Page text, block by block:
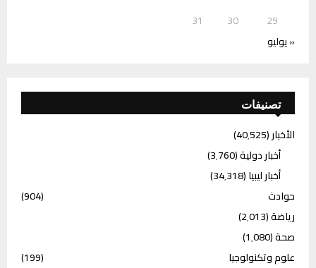
29
30
31
« يوليو
تصنيفات
الأخبار(40٬525)
أخبار دولية(3٬760)
أخبار ليبيا(34٬318)
حوادث
(904)
رياضة(2٬013)
صحة(1٬080)
علوم وتكنولوجيا
(199)